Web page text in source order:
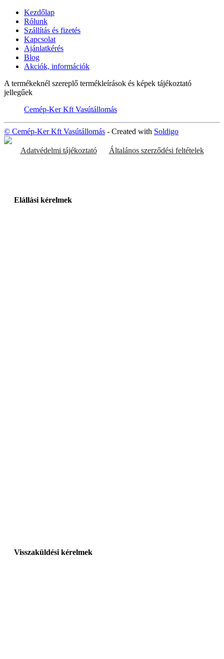
Kezdőlap
Rólunk
Szállítás és fizetés
Kapcsolat
Ajánlatkérés
Blog
Akciók, információk
A termékeknél szereplő termékleírások és képek tájékoztató
jellegűek
Cemép-Ker Kft Vasútállomás
© Cemép-Ker Kft Vasútállomás - Created with Soldigo
Adatvédelmi tájékoztató Általános szerződési feltételek
Elállási kérelmek
Visszaküldési kérelmek